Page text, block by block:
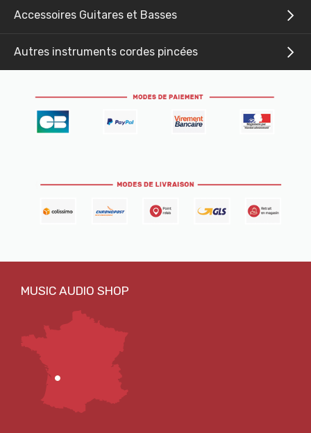
Accessoires Guitares et Basses
Autres instruments cordes pincées